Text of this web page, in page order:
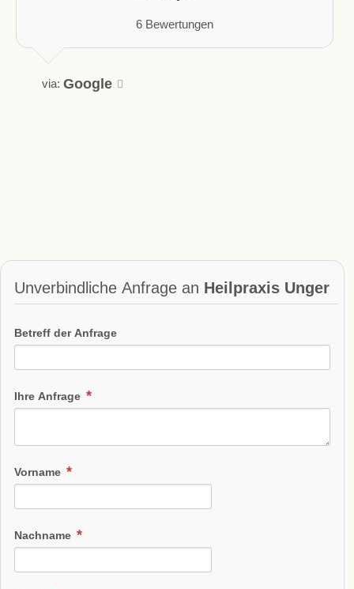
6 Bewertungen
via: Google
Unverbindliche Anfrage an Heilpraxis Unger
Betreff der Anfrage
Ihre Anfrage
Vorname
Nachname